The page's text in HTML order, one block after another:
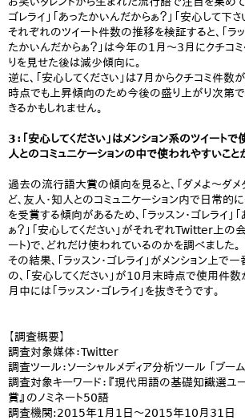
ゴレライ」「あったかいんだからぁ？」「安心して下さ
それぞれのツイート件数の推移を検証すると、「ラッ
たかいんだからぁ？」は今年の1月～3月にクチコ
りを見せた後は減少傾向に。
逆に、「安心してください」は7月からクチコミ件数
時点でも上昇傾向のため今後の盛り上がり次第で
きるかもしれません。
3：「安心してください」はメンション系のツイート
人とのコミュニケーションの中で使われやすいこと
過去の流行語大賞の傾向を見ると、「ダメよ～ダメ
ど、友人・知人とのコミュニケーション内で日常
を受賞する傾向があるため、「ラッスン・ゴレライ」
ぁ？」「安心してください」がそれぞれTwitter上の
ート)で、どれだけ使われているのかを調べました。
その結果、「ラッスン・ゴレライ」がメンション上で
の、「安心してください」が10月末時点で使用件
月中には「ラッスン・ゴレライ」を抜きそうです。
【調査概要】
調査対象媒体：Twitter
調査ツール：ソーシャルメディア分析ツール 「ブーム
調査対象キーワード：『現代用語の基礎知識選ユ
賞』のノミネート50語
調査機関:2015年1月1日～2015年10月31日